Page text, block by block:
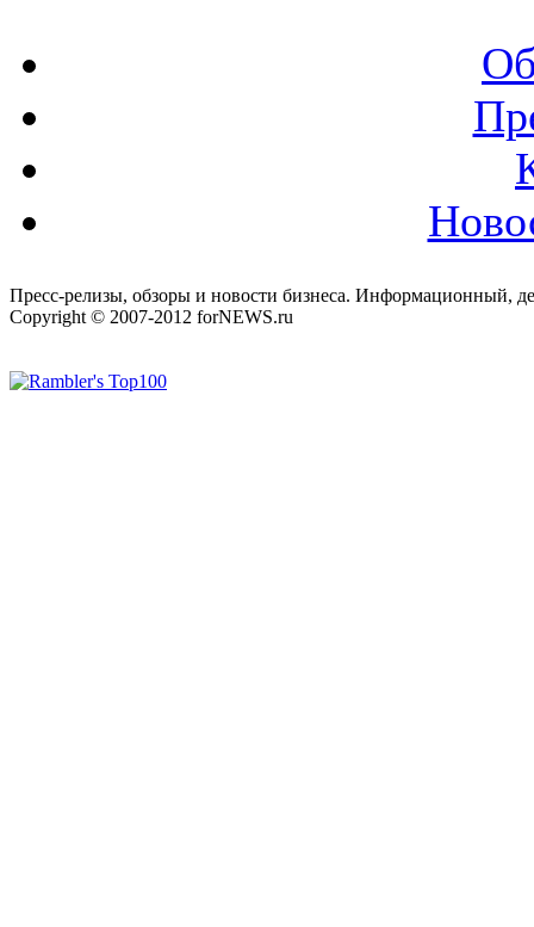
Пресс-релизы, обзоры и новости бизнеса. Информационный,
Copyright © 2007-2012 forNEWS.ru